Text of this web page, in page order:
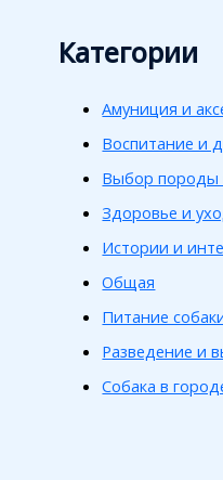
Категории
Амуниция и
Воспитание и
Выбор породы
Здоровье и
Истории и
Общая
Питание
Разведение и
Собака в